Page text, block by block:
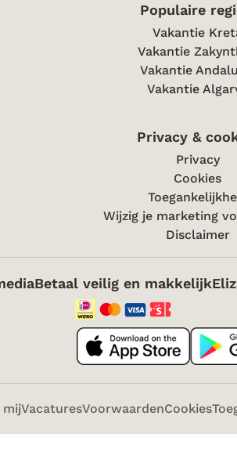
Populaire
Vakantie
Vakantie
Vakantie
Vakantie
Privacy &
Privacy
Cookies
Wijzig je marketing
Disclaimer
Betaal veilig en makkelijk
mijVacaturesVoorwaardenCookies